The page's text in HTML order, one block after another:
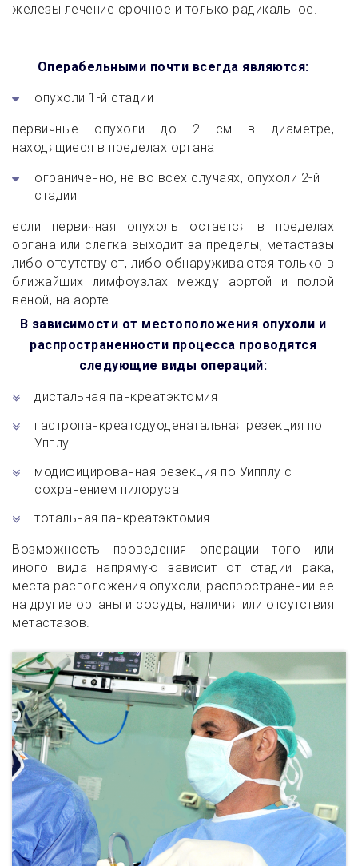
железы лечение срочное и только радикальное.
Операбельными почти всегда являются:
опухоли 1-й стадии
первичные опухоли до 2 см в диаметре,
находящиеся в пределах органа
ограниченно, не во всех случаях, опухоли 2-й
стадии
если первичная опухоль остается в пределах
органа или слегка выходит за пределы, метастазы
либо отсутствуют, либо обнаруживаются только в
ближайших лимфоузлах между аортой и полой
веной, на аорте
В зависимости от местоположения опухоли и
распространенности процесса проводятся
следующие виды операций:
дистальная панкреатэктомия
гастропанкреатодуоденатальная резекция по
Упплу
модифицированная резекция по Уипплу с
сохранением пилоруса
тотальная панкреатэктомия
Возможность проведения операции того или
иного вида напрямую зависит от стадии рака,
места расположения опухоли, распространении ее
на другие органы и сосуды, наличия или отсутствия
метастазов.